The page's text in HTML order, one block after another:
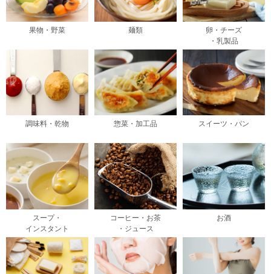
果物・野菜 麺類
卵・チーズ
・乳製品
調味料・乾物 惣菜・加工品 スイーツ・パン
スープ・
インスタント
コーヒー・お茶
・ジュース
お酒